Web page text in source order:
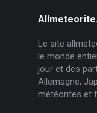
Le site
le monde
jour et des
Allemagne,
météorites et